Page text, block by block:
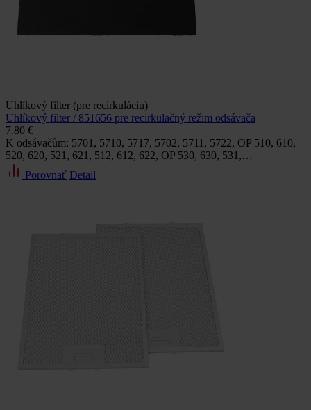
Uhlíkový filter (pre recirkuláciu)
Uhlíkový filter / 851656 pre recirkulačný režim odsávača
7.80 €
K odsávačům: 5701, 5710, 5717, 5702, 5711, 5722, OP 510, 610,
520, 620, 521, 621, 512, 612, 622, OP 530, 630, 531,…
Porovnať Detail